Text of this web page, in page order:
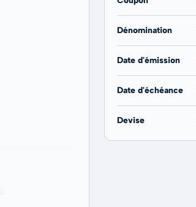
Dénomination
Date d'émission
Date d'échéance
Devise